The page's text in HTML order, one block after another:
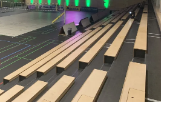
Vergrößern